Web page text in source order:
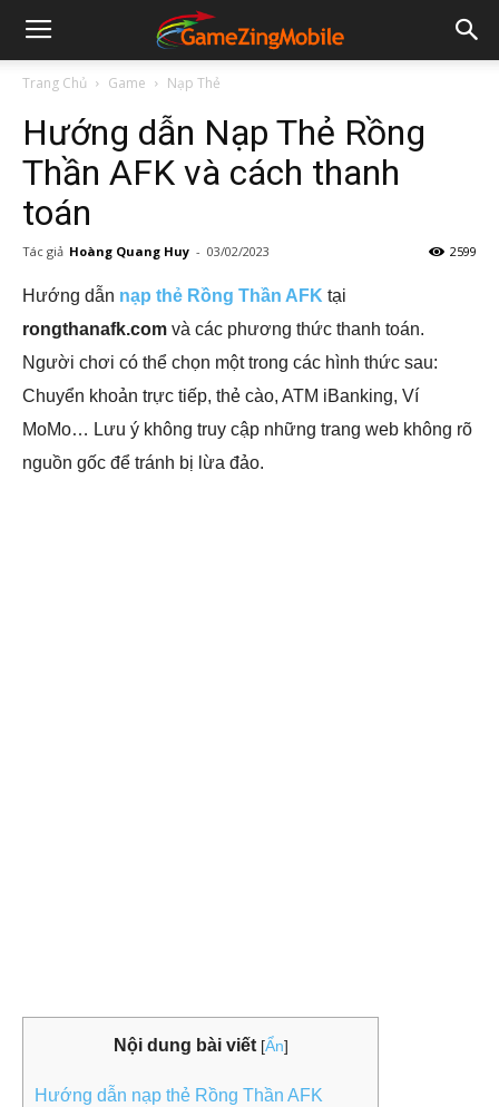
Trang Chủ Game Nạp Thẻ
Hướng dẫn Nạp Thẻ Rồng
Thần AFK và cách thanh
toán
Tác giả Hoàng Quang Huy - 03/02/2023 2599
Hướng dẫn nạp thẻ Rồng Thần AFK tại
rongthanafk.com và các phương thức thanh toán.
Người chơi có thể chọn một trong các hình thức sau:
Chuyển khoản trực tiếp, thẻ cào, ATM iBanking, Ví
MoMo… Lưu ý không truy cập những trang web không rõ
nguồn gốc để tránh bị lừa đảo.
Nội dung bài viết [Ẩn]
Hướng dẫn nạp thẻ Rồng Thần AFK